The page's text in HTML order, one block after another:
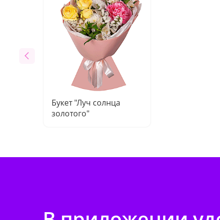
Букет "Луч солнца
золотого"